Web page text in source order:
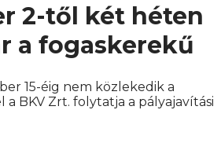
2-től két héten
a fogaskerekű
15-éig nem közlekedik a
a BKV Zrt. folytatja a pályajavítási